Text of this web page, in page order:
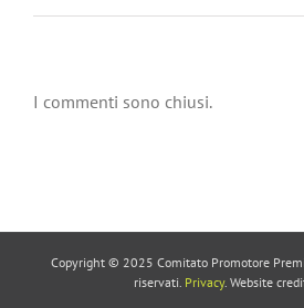
I commenti sono chiusi.
Copyright © 2025 Comitato Promotore
riservati. Privacy. Website